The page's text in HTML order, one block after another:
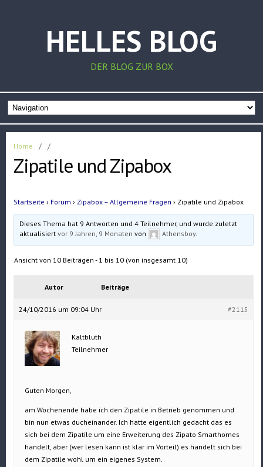
HELLES BLOG
DER BLOG ZUR BOX
Home / /
Zipatile und Zipabox
Startseite › Forum › Zipabox – Allgemeine Fragen › Zipatile und Zipabox
Dieses Thema hat 9 Antworten und 4 Teilnehmer, und wurde zuletzt
aktualisiertvor 9 Jahren, 9 Monaten von Athensboy.
Ansicht von 10 Beiträgen - 1 bis 10 (von insgesamt 10)
Autor Beiträge
24/10/2016 um 09:04 Uhr #2115
Kaltbluth
Teilnehmer
Guten Morgen,
am Wochenende habe ich den Zipatile in Betrieb genommen und
bin nun etwas ducheinander. Ich hatte eigentlich gedacht das es
sich bei dem Zipatile um eine Erweiterung des Zipato Smarthomes
handelt, aber (wer lesen kann ist klar im Vorteil) es handelt sich bei
dem Zipatile wohl um ein eigenes System.